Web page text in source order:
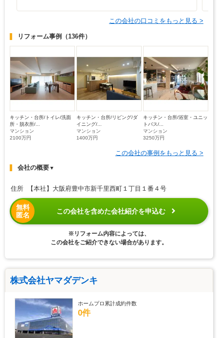
この会社の口コミをもっと見る >
リフォーム事例 （136件）
キッチン・台所/トイレ/洗面
所・脱衣所/...
マンション
2100万円
キッチン・台所/リビング/ダ
イニング/...
マンション
1400万円
キッチン・台所/浴室・ユニッ
トバス/...
マンション
3250万円
この会社の事例をもっと見る >
会社の概要▼
住所 【本社】大阪府豊中市新千里西町１丁目１番４号
無料
匿名
この会社を含めた会社紹介を申込む
※リフォーム内容によっては、
この会社をご紹介できない場合があります。
株式会社ヤマダデンキ
ホームプロ累計成約件数
0件